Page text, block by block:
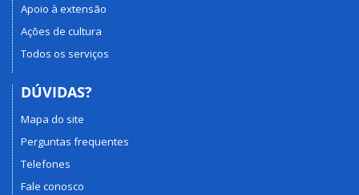
Apoio à extensão
Ações de cultura
Todos os serviços
DÚVIDAS?
Mapa do site
Perguntas frequentes
Telefones
Fale conosco